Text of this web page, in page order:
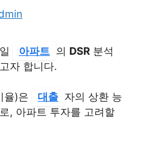
아파트 의 DSR 분석
자 합니다.
율)은 대출 자의 상환 능
, 아파트 투자를 고려할